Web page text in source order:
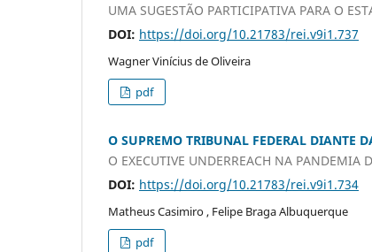
UMA SUGESTÃO PARTICIPATIVA PARA O
DOI: https://doi.org/10.21783/rei.v9i1.737
Wagner Vinícius de Oliveira
pdf
O SUPREMO TRIBUNAL FEDERAL DIANTE
O EXECUTIVE UNDERREACH NA PANDEMIA
DOI: https://doi.org/10.21783/rei.v9i1.734
Matheus Casimiro , Felipe Braga Albuquerque
pdf